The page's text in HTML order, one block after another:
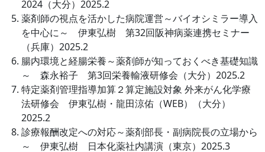
2024（大分）2025.2
薬剤師の視点を活かした病院運営～バイオシミラー導入
を中心に～ 伊東弘樹 第32回阪神病薬連携セミナー
（兵庫）2025.2
腸内環境と経腸栄養～薬剤師が知っておくべき基礎知識
～ 森永裕子 第3回栄養輸液研修会（大分）2025.2
特定薬剤管理指導加算２算定施設対象 外来がん化学療
法研修会 伊東弘樹・龍田涼佑（WEB）（大分）
2025.2
診療報酬改定への対応～薬剤部長・副病院長の立場から
～ 伊東弘樹 日本化薬社内講演（東京）2025.3